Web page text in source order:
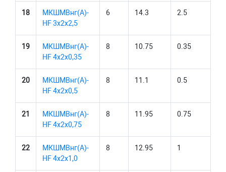
18
МКШМВнг(А)-
HF 3х2х2,5
6 14.3 2.5
19
МКШМВнг(А)-
HF 4х2х0,35
8 10.75 0.35
20
МКШМВнг(А)-
HF 4х2х0,5
8 11.1 0.5
21
МКШМВнг(А)-
HF 4х2х0,75
8 11.95 0.75
22
МКШМВнг(А)-
HF 4х2х1,0
8 12.95 1